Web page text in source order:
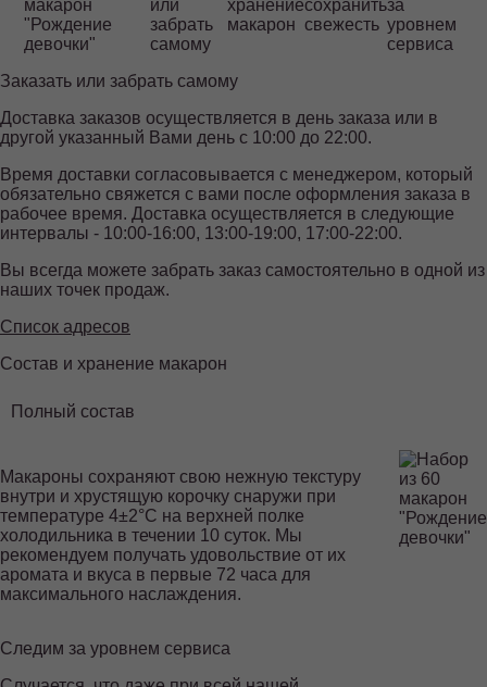
или
забрать
самому
хранение
макарон
сохранить
свежесть
за
уровнем
сервиса
Заказать или забрать самому
Доставка заказов осуществляется в день заказа или в
другой указанный Вами день с 10:00 до 22:00.
Время доставки согласовывается с менеджером, который
обязательно свяжется с вами после оформления заказа в
рабочее время. Доставка осуществляется в следующие
интервалы - 10:00-16:00, 13:00-19:00, 17:00-22:00.
Вы всегда можете забрать заказ самостоятельно в одной из
наших точек продаж.
Список адресов
Состав и хранение макарон
Полный состав
Макароны сохраняют свою нежную текстуру
внутри и хрустящую корочку снаружи при
температуре 4±2°С на верхней полке
холодильника в течении 10 суток. Мы
рекомендуем получать удовольствие от их
аромата и вкуса в первые 72 часа для
максимального наслаждения.
Следим за уровнем сервиса